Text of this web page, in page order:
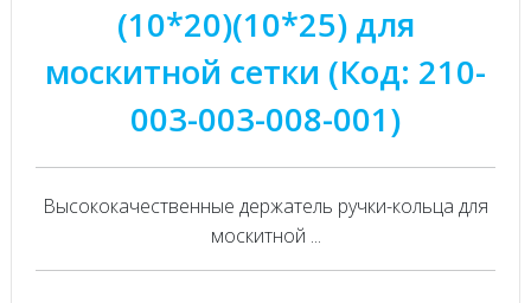
(10*20)(10*25) для
москитной сетки (Код: 210-
003-003-008-001)
Высококачественные держатель ручки-кольца для
москитной ...